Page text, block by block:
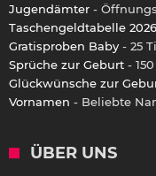
Jugendämter -
Taschengeldtabelle 2026
Gratisproben Baby - 25
Sprüche zur Geburt -
Glückwünsche zur
Vornamen - Beliebte
ÜBER UNS